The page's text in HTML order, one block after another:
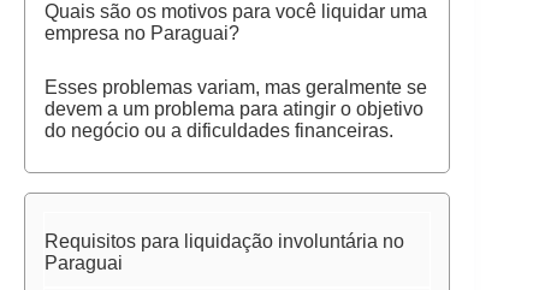
Quais são os motivos para você liquidar uma
empresa no Paraguai?
Esses problemas variam, mas geralmente se
devem a um problema para atingir o objetivo
do negócio ou a dificuldades financeiras.
Requisitos para liquidação involuntária no
Paraguai